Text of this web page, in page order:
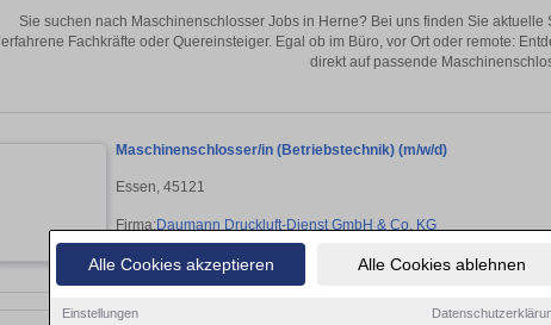
Alle Cookies akzeptieren Alle Cookies ablehnen
Einstellungen
Sie suchen nach Maschinenschlosser Jobs in Herne? Bei uns finden Sie
erfahrene Fachkräfte oder Quereinsteiger. Egal ob im Büro, vor Ort oder remote:
direkt auf passende
Maschinenschlosser/in (Betriebstechnik) (m/w/d)
Essen, 45121
Firma:Daumann Druckluft-Dienst GmbH & Co. KG